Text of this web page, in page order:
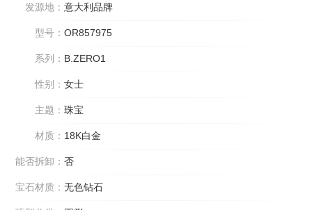
发源地： 意大利品牌
型号： OR857975
系列： B.ZERO1
性别： 女士
主题： 珠宝
材质： 18K白金
能否拆卸： 否
宝石材质： 无色钻石